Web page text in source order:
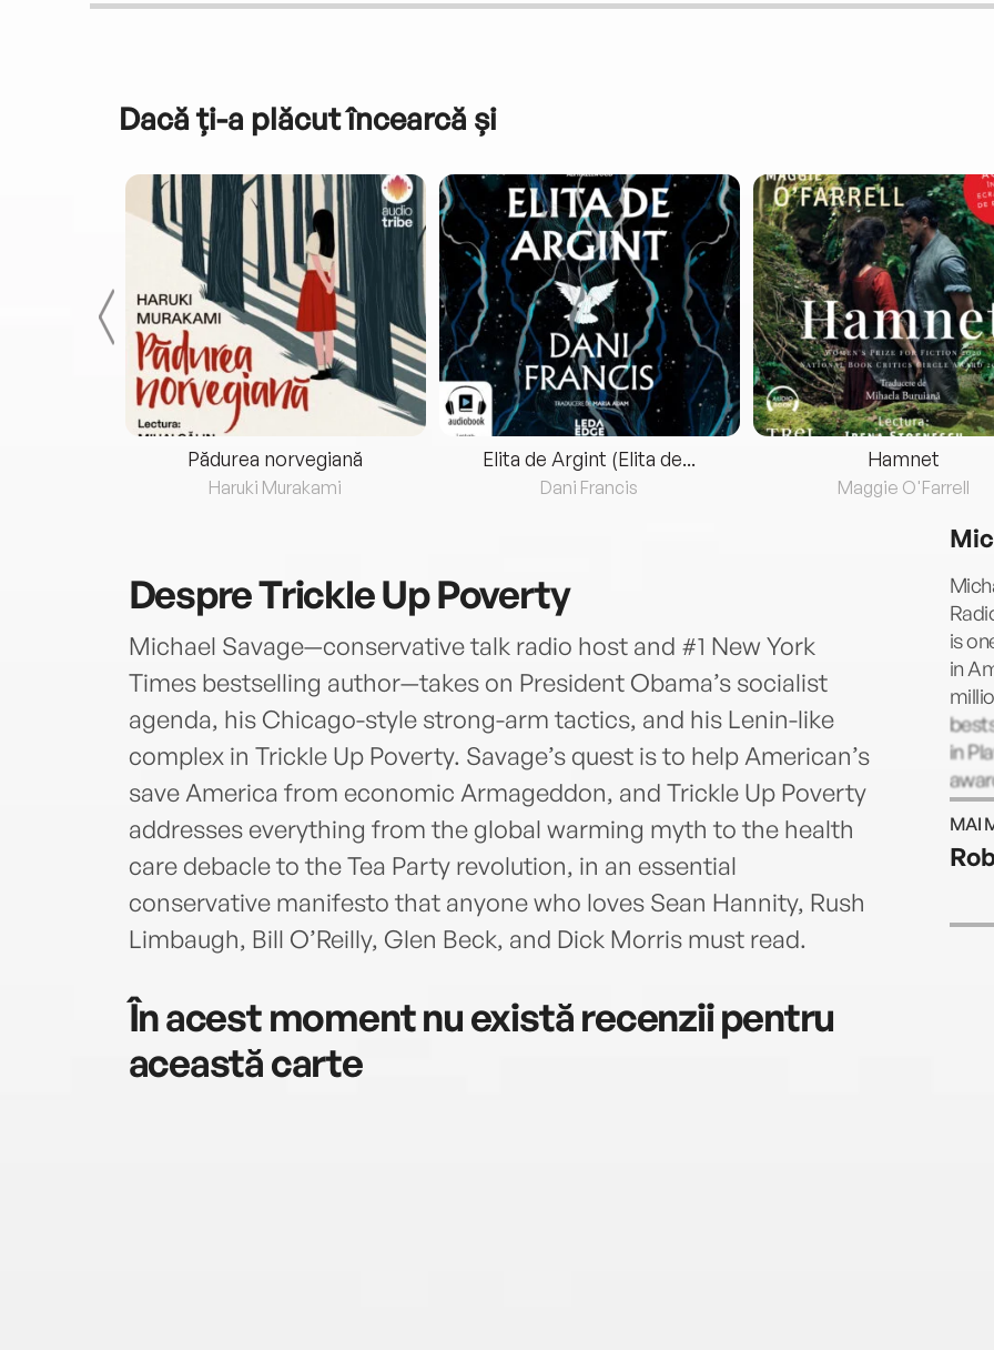
Dacă ți-a plăcut încearcă și
Pădurea norvegiană
Haruki Murakami
Elita de Argint (Elita de...
Dani Francis
Hamnet
Maggie O'Farrell
DespreTrickle Up Poverty
Michael Savage—conservative talk radio host and #1 New York
Times bestselling author—takes on President Obama’s socialist
agenda, his Chicago-style strong-arm tactics, and his Lenin-like
complex in Trickle Up Poverty. Savage’s quest is to help American’s
save America from economic Armageddon, and Trickle Up Poverty
addresses everything from the global warming myth to the health
care debacle to the Tea Party revolution, in an essential
conservative manifesto that anyone who loves Sean Hannity, Rush
Limbaugh, Bill O’Reilly, Glen Beck, and Dick Morris must read.
În acest moment nu există recenzii pentru
această carte
is
in
in
MAI